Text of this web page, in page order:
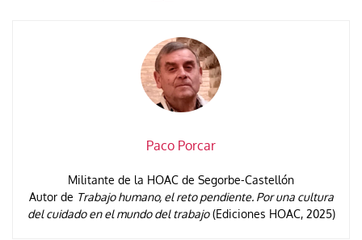
Paco Porcar
Militante de la HOAC de Segorbe-Castellón
Autor de Trabajo humano, el reto pendiente. Por una cultura
del cuidado en el mundo del trabajo(Ediciones HOAC, 2025)